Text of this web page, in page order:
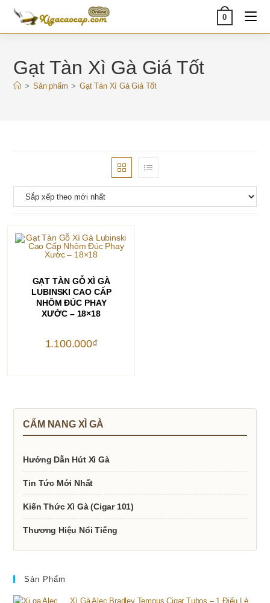
Skip
content
0
Gạt Tàn Xì Gà Giá Tốt
> Sản phẩm > Gạt Tàn Xì Gà Giá Tốt
THÊM VÀO GIỎ HÀNG
GẠT TÀN GỖ XÌ GÀ
LUBINSKI CAO CẤP
NHÔM ĐÚC PHAY
XƯỚC – 18×18
1.100.000₫
CẨM NANG XÌ GÀ
Hướng Dẫn Hút Xì Gà
Tin Tức Mới Nhất
Kiến Thức Xì Gà (Cigar 101)
Thương Hiệu Nổi Tiếng
Sản Phẩm
Xì Gà Alec Bradley Tempus Cigar Tubos – 1 Điếu Lẻ